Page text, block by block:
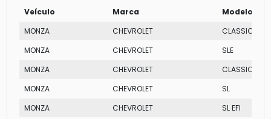
Veículo Marca
Modelo
MONZA
CHEVROLET
CLASSIC SE
MONZA
CHEVROLET
SLE
MONZA
CHEVROLET
CLASSIC EFI
MONZA
CHEVROLET
SL
MONZA
CHEVROLET
SL EFI